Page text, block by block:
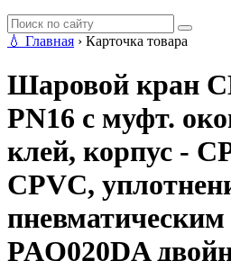
💧 Главная › Карточка товара
Шаровой кран
PN16 с муфт.
клей, корпус -
CPVC,
PAQ020DA